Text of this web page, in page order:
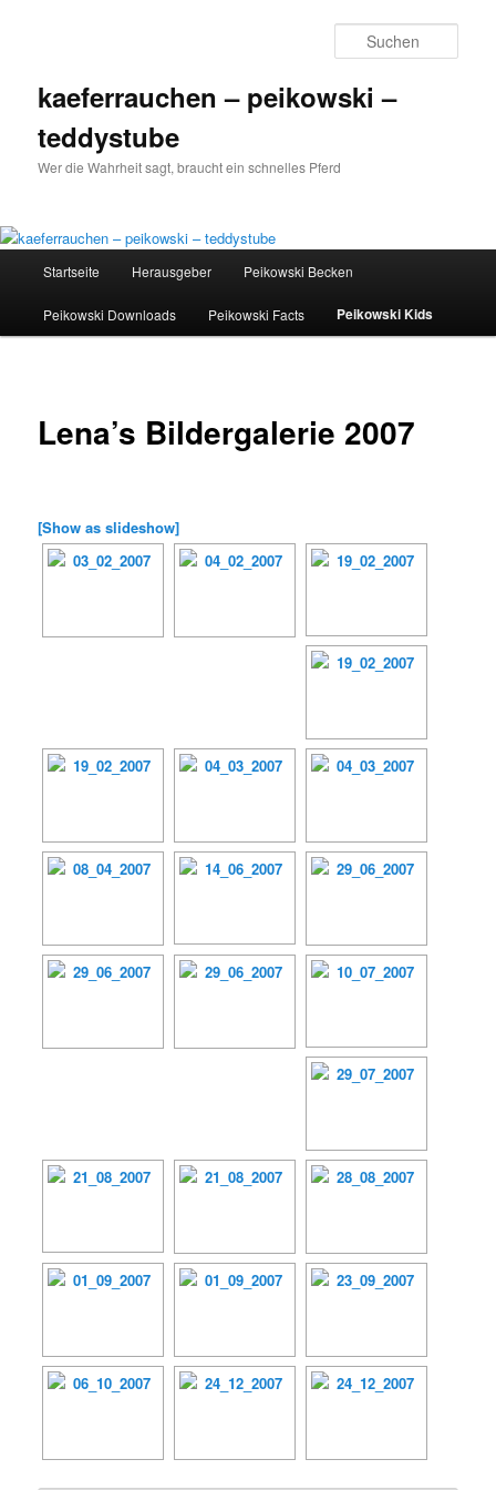
kaeferrauchen – peikowski –
teddystube
Wer die Wahrheit sagt, braucht ein schnelles Pferd
Zum
Inhalt
Startseite Herausgeber Peikowski Becken
Peikowski Downloads Peikowski Facts Peikowski Kids
Lena’s Bildergalerie 2007
[Show as slideshow]